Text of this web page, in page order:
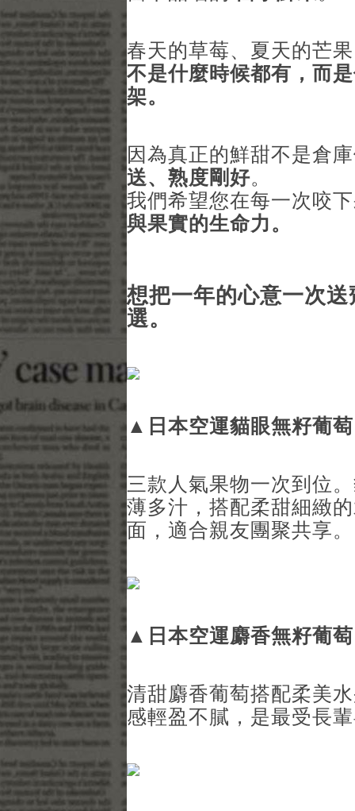
春天的草莓、夏天的芒
不是什麼時候都有，而
架。
因為真正的鮮甜不是倉
送、熟度剛好。
我們希望您在每一次咬
與果實的生命力。
想把一年的心意一次
選。
▲ 日本空運貓眼無籽葡
三款人氣果物一次到位
薄多汁，搭配柔甜細緻
面，適合親友團聚共享。
▲ 日本空運麝香無籽葡
清甜麝香葡萄搭配柔美
感輕盈不膩，是最受長